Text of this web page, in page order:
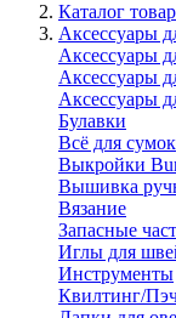
Каталог
Аксессуары
Аксессуары
Аксессуары
Аксессуары
Булавки
Всё для сумок
Выкройки
Вышивка
Вязание
Запасные
Иглы для
Инструменты
Квилтинг/